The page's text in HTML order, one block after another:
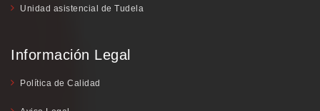
Unidad asistencial de Tudela
Información Legal
Política de Calidad